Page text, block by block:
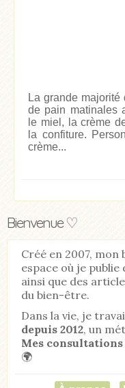
La grande
de pain matinales
le miel, la crème
la confiture.
crème...
Bienvenue ♡
Créé en 2007, mon
espace où je
ainsi que des
du bien-être.
Dans la vie, je
depuis 2012, un
Mes
🌍